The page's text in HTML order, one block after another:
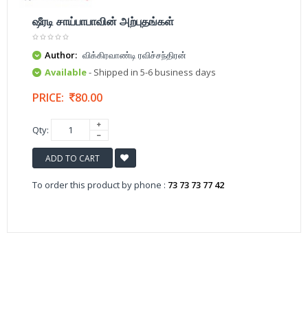
ஷீரடி சாய்பாபாவின் அற்புதங்கள்
Author: விக்கிரவாண்டி ரவிச்சந்திரன்
Available- Shipped in 5-6 business days
PRICE: 80.00
Qty:
ADD TO CART
To order this product by phone : 73 73 73 77 42